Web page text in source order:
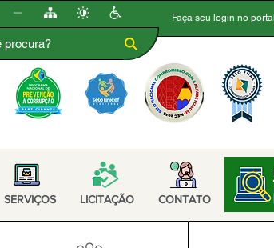
Faça seu login no portal
SERVIÇOS LICITAÇÃO CONTATO